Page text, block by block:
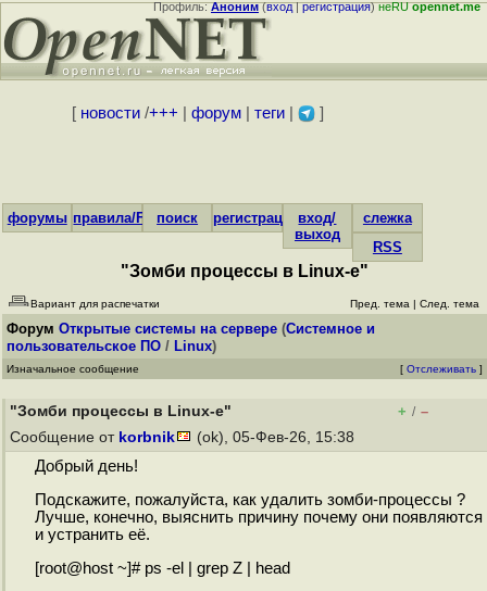
Профиль:Аноним(вход|регистрация)неRUopennet.me
[ новости/+++ форум| теги| ]
форумы правила/FAQпоиск регистрациявход/
выход
слежка
RSS
"Зомби процессы в Linux-е"
Вариант для распечатки Пред. тема | След. тема
Форум Открытые системы на сервере (Системное и
пользовательское ПО / Linux)
Изначальное сообщение [ Отслеживать ]
"Зомби процессы в Linux-е" + / –
Сообщение от korbnik (ok), 05-Фев-26, 15:38
Добрый день!
Подскажите, пожалуйста, как удалить зомби-процессы ?
Лучше, конечно, выяснить причину почему они появляются
и устранить её.
[root@host ~]# ps -el | grep Z | head